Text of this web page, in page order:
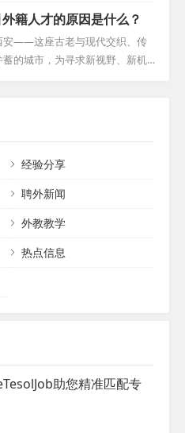
工作、学术研究还是其他目的
？不同的目标将决定...
与所在学校和机构进行开放、
通过建设性的谈判，寻求双方
决方案。有时，提供合理的经
！若您曾梦想在融合自然美景
的环境中开展海外教学，那么
成为您理想的航行目的地。这
旅程通常从学校全面细致的面试
，以确保选拔出最合适的候选
颖而出，...
籍人才的原因是什么？
安——这座古老与现代交织、传
的城市，为寻求新视野、新机
和高科技公司前来扎根。这些公
安带来了大量的就业机会，更成
续发展的强大引擎。因此，外
西安拥有众多的就业岗位选择，
了这座城市的国际化和发展潜
创新的摇篮...
经验分享
聘外新闻
外教教学
热点信息
助您精准匹配专